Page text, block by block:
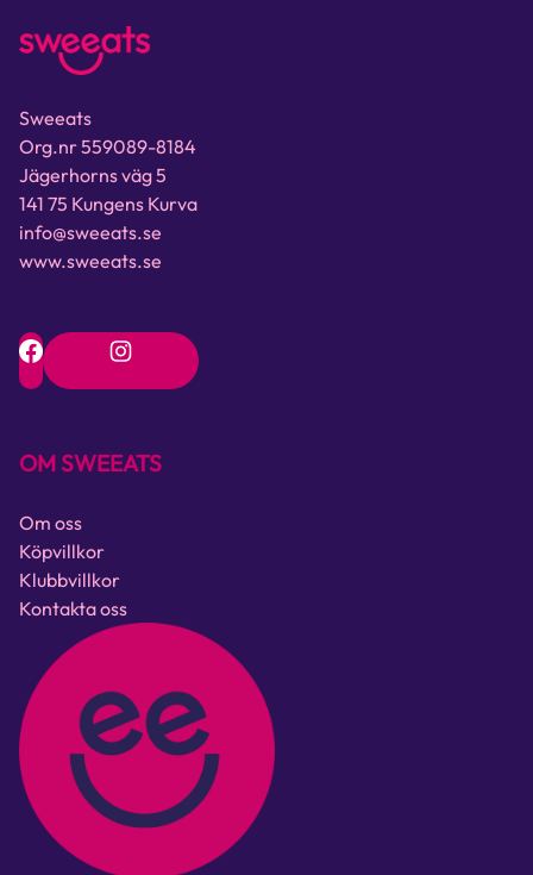
Sweeats
Org.nr 559089-8184
Jägerhorns väg 5
141 75 Kungens Kurva
info@sweeats.se
www.sweeats.se
OM SWEEATS
Om oss
Köpvillkor
Klubbvillkor
Kontakta oss